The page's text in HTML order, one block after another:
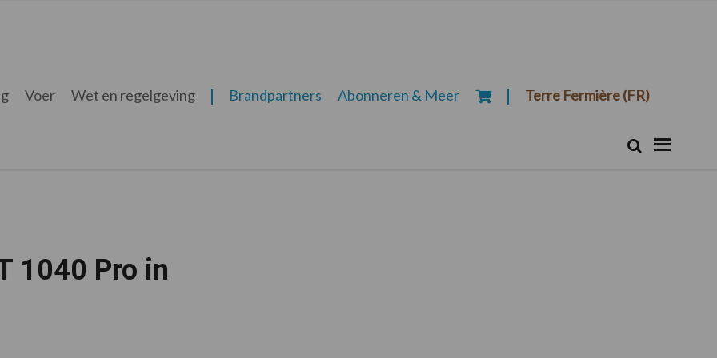
Voer Wet en regelgeving Brandpartners Abonneren & Meer Terre Fermière (FR)
Zoek
1040 Pro in